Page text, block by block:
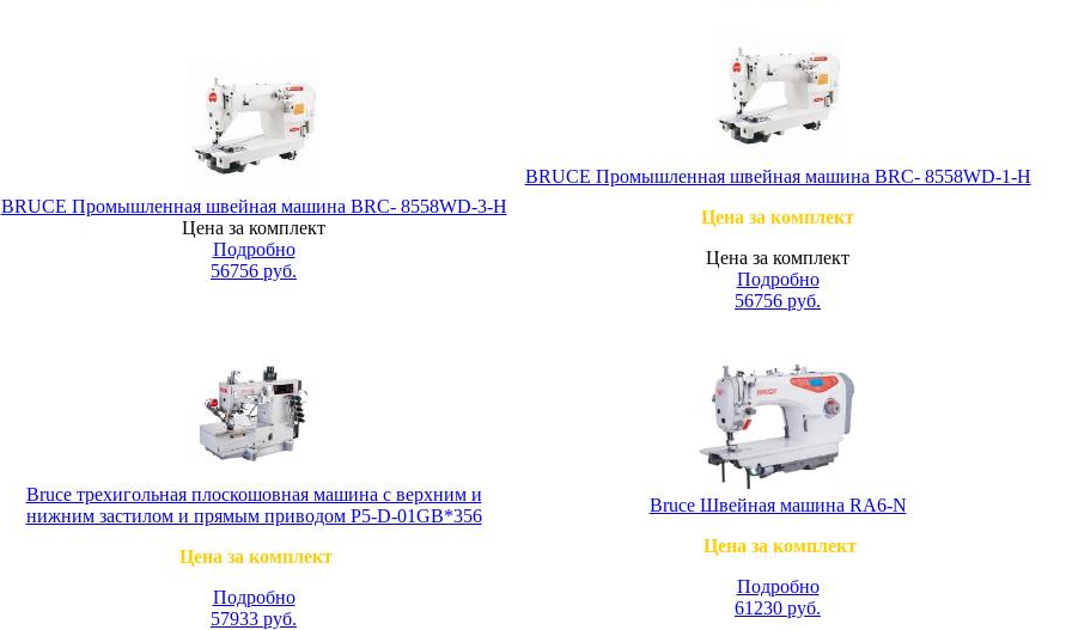
BRUCE Промышленная швейная машина BRC- 8558WD-3-H
Цена за комплект
Подробно
56756 руб.
BRUCE Промышленная швейная машина BRC- 8558WD-1-H
Цена за комплект
Цена за комплект
Подробно
56756 руб.
Bruce трехигольная плоскошовная машина с верхним и
нижним застилом и прямым приводом P5-D-01GB*356
Цена за комплект
Подробно
57933 руб.
Bruce Швейная машина RA6-N
Цена за комплект
Подробно
61230 руб.